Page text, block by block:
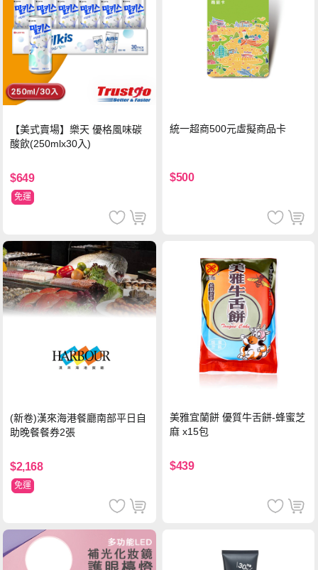
【美式賣場】樂天 優格風味碳
酸飲(250mlx30入)
$649
免運
統一超商500元虛擬商品卡
$500
(新卷)漢來海港餐廳南部平日自
助晚餐餐券2張
$2,168
免運
美雅宜蘭餅 優質牛舌餅-蜂蜜芝
麻 x15包
$439